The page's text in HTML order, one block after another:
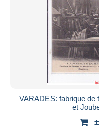
VARADES: fabrique de
et